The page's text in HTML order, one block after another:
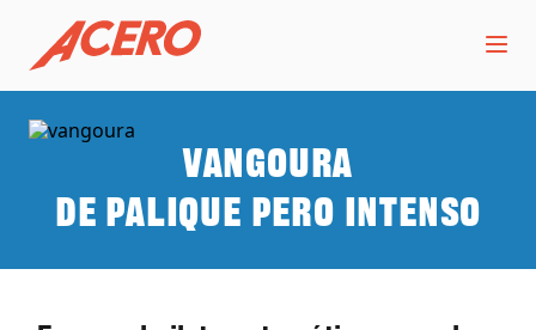
vangoura
De palique pero intenso